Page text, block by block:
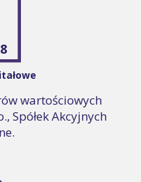
wartościowych
Spółek Akcyjnych